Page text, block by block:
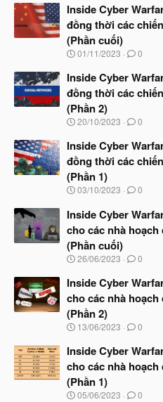
Inside Cyber
đồng thời các
(Phần cuối)
N
à
b
ắ
t
ầ
u
01/11/2023 0
Inside Cyber
đồng thời các
(Phần 2)
N
à
b
ắ
t
ầ
u
20/10/2023 0
Inside Cyber
đồng thời các
(Phần 1)
N
à
y
b
ắ
t
ầ
u
03/10/2023 0
Inside Cyber
cho các nhà
(Phần cuối)
N
à
b
ắ
t
ầ
u
26/06/2023 0
Inside Cyber
cho các nhà
(Phần 2)
N
à
b
ắ
t
13/06/2023 0
Inside Cyber
cho các nhà
(Phần 1)
N
05/06/2023 0